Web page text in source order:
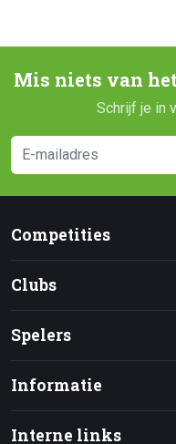
Mis niets van
Schrijf je in
Competities
Clubs
Spelers
Informatie
Interne links